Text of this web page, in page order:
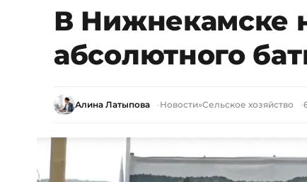
В Нижнекамске
абсолютного
Алина Латыпова Новости»Сельское хозяйство